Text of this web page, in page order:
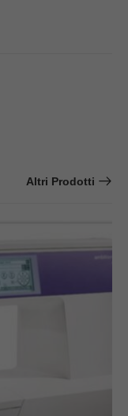
Altri Prodotti